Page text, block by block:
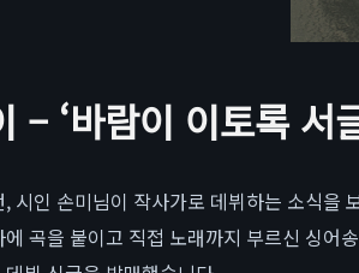
– ‘바람이 이토록 서
, 시인 손미님이 작사가로 데뷔하는 소식을
에 곡을 붙이고 직접 노래까지 부르신 싱어